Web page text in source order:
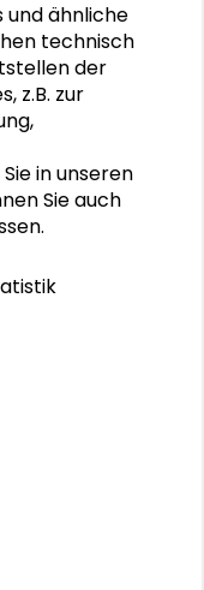
Forum teil.
und ähnliche
technisch
der
z.B. zur
in unseren
Sie auch